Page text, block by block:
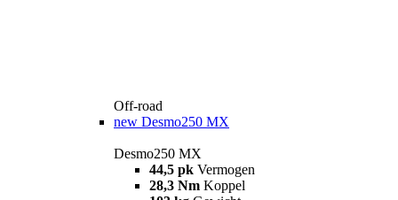
Off-road
new Desmo250 MX
Desmo250 MX
44,5 pk Vermogen
28,3 Nm Koppel